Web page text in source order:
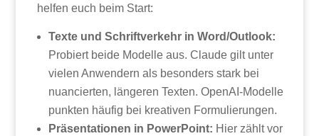
helfen euch beim Start:
Texte und Schriftverkehr in Word/Outlook:
Probiert beide Modelle aus. Claude gilt unter
vielen Anwendern als besonders stark bei
nuancierten, längeren Texten. OpenAI-Modelle
punkten häufig bei kreativen Formulierungen.
Präsentationen in PowerPoint: Hier zählt vor